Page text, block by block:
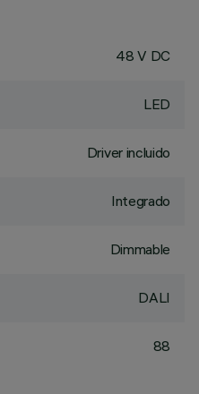
48 V DC
LED
Driver incluido
Integrado
Dimmable
DALI
88